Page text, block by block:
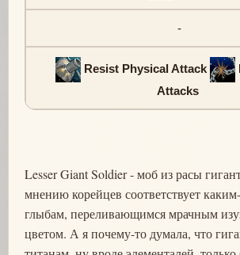
-
Resist Physical Attack
Attacks
Lesser Giant Soldier - моб из расы
мнению корейцев соответствует
глыбам, переливающимся мрачным
цветом. А я почему-то думала, что